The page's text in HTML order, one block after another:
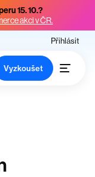
15. 10.?
akci v ČR.
Přihlásit
Vyzkoušet